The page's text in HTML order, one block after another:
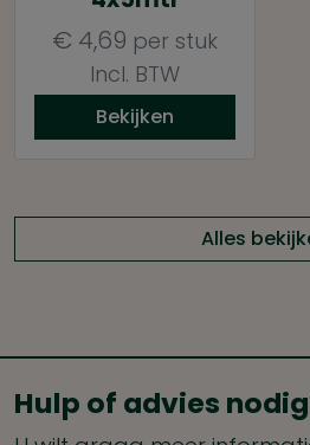
€ 4,69 per stuk
Incl. BTW
Bekijken
Alles
Hulp of advies